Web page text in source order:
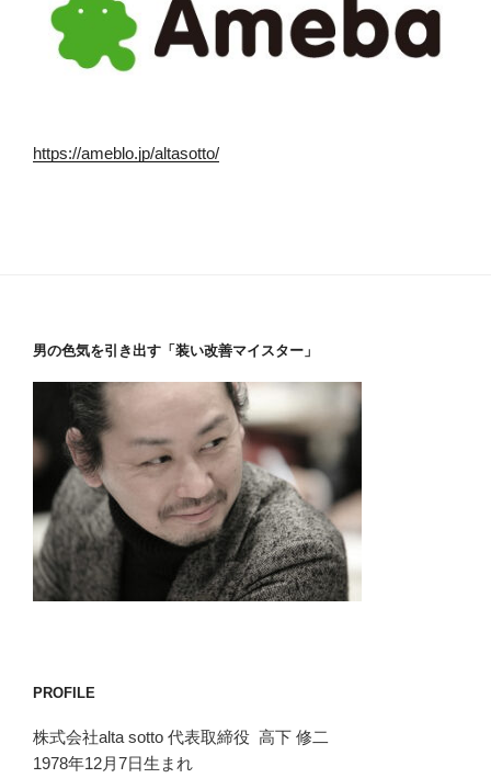
https://ameblo.jp/altasotto/
男の色気を引き出す「装い改善マイスター」
PROFILE
株式会社alta sotto 代表取締役 高下 修二
1978年12月7日生まれ